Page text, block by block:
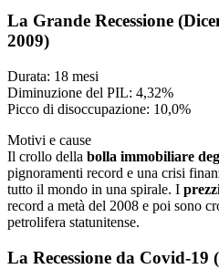
La Grande Recessione
2009)
Durata: 18 mesi
Diminuzione del PIL: 4,32%
Picco di disoccupazione: 10,0%
Motivi e cause
Il crollo della bolla immobiliare
pignoramenti record e una crisi
tutto il mondo in una spirale. I
record a metà del 2008 e poi sono
petrolifera statunitense.
La Recessione da Covid-19